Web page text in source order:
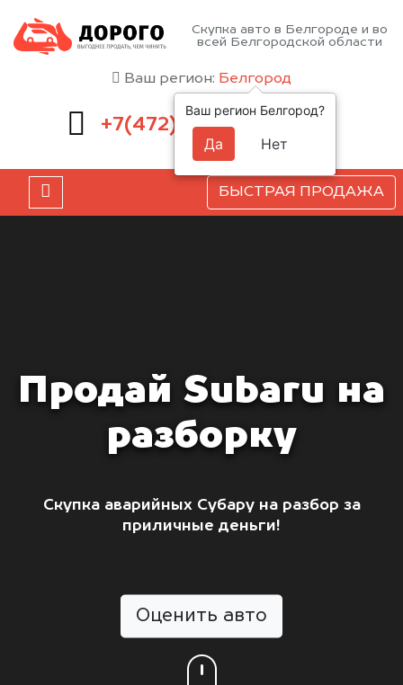
Скупка авто в Белгороде и во
всей Белгородской области
Ваш регион: Белгород
+7(472) 220-54-52
БЫСТРАЯ ПРОДАЖА
Продай Subaru на
разборку
Скупка аварийных Субару на разбор за
приличные деньги!
Оценить авто
Ваш регион Белгород?
Да Нет